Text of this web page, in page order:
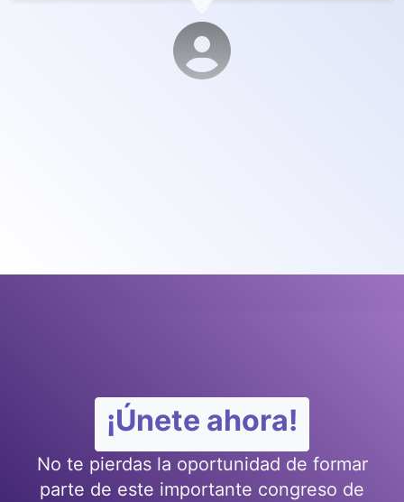
¡Únete ahora!
No te pierdas la oportunidad de formar
parte de este importante congreso de